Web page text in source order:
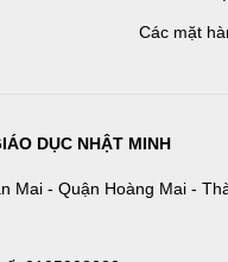
Các mặt
DỤC NHẬT MINH
Mai - Quận Hoàng Mai -